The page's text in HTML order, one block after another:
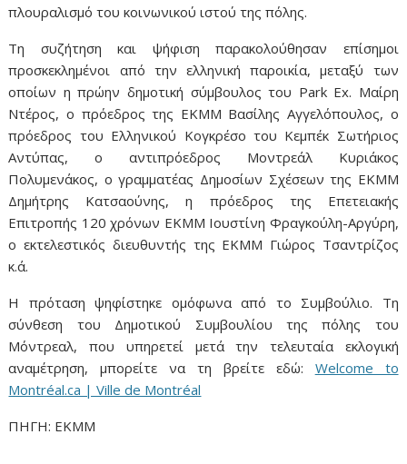
πλουραλισμό του κοινωνικού ιστού της πόλης.
Τη συζήτηση και ψήφιση παρακολούθησαν επίσημοι
προσκεκλημένοι από την ελληνική παροικία, μεταξύ των
οποίων η πρώην δημοτική σύμβουλος του Park Ex. Μαίρη
Ντέρος, ο πρόεδρος της ΕΚΜΜ Βασίλης Αγγελόπουλος, ο
πρόεδρος του Ελληνικού Κογκρέσο του Κεμπέκ Σωτήριος
Αντύπας, ο αντιπρόεδρος Μοντρεάλ Κυριάκος
Πολυμενάκος, ο γραμματέας Δημοσίων Σχέσεων της ΕΚΜΜ
Δημήτρης Κατσαούνης, η πρόεδρος της Επετειακής
Επιτροπής 120 χρόνων ΕΚΜΜ Ιουστίνη Φραγκούλη-Αργύρη,
ο εκτελεστικός διευθυντής της ΕΚΜΜ Γιώρος Τσαντρίζος
κ.ά.
Η πρόταση ψηφίστηκε ομόφωνα από το Συμβούλιο. Τη
σύνθεση του Δημοτικού Συμβουλίου της πόλης του
Μόντρεαλ, που υπηρετεί μετά την τελευταία εκλογική
αναμέτρηση, μπορείτε να τη βρείτε εδώ: Welcome to
Montréal.ca | Ville de Montréal
ΠΗΓΗ: ΕΚΜΜ